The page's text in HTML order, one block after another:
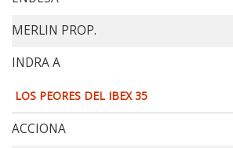
MERLIN PROP.
INDRA A
LOS PEORES DEL IBEX 35
ACCIONA